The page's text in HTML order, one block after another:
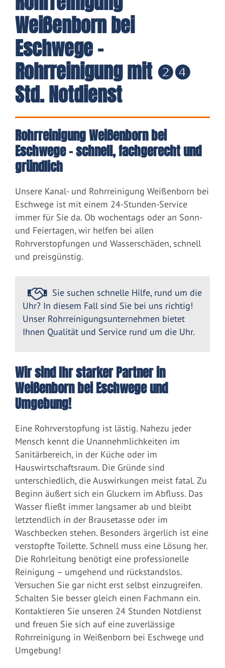
Weißenborn bei
Eschwege -
Rohrreinigung mit ❷❹
Std. Notdienst
Rohrreinigung Weißenborn bei
Eschwege – schnell, fachgerecht und
gründlich
Unsere Kanal- und Rohrreinigung Weißenborn bei
Eschwege ist mit einem 24-Stunden-Service
immer für Sie da. Ob wochentags oder an Sonn-
und Feiertagen, wir helfen bei allen
Rohrverstopfungen und Wasserschäden, schnell
und preisgünstig.
Sie suchen schnelle Hilfe, rund um die
Uhr? In diesem Fall sind Sie bei uns richtig!
Unser Rohrreinigungsunternehmen bietet
Ihnen Qualität und Service rund um die Uhr.
Wir sind Ihr starker Partner in
Weißenborn bei Eschwege und
Umgebung!
Eine Rohrverstopfung ist lästig. Nahezu jeder
Mensch kennt die Unannehmlichkeiten im
Sanitärbereich, in der Küche oder im
Hauswirtschaftsraum. Die Gründe sind
unterschiedlich, die Auswirkungen meist fatal. Zu
Beginn äußert sich ein Gluckern im Abfluss. Das
Wasser fließt immer langsamer ab und bleibt
letztendlich in der Brausetasse oder im
Waschbecken stehen. Besonders ärgerlich ist eine
verstopfte Toilette. Schnell muss eine Lösung her.
Die Rohrleitung benötigt eine professionelle
Reinigung – umgehend und rückstandslos.
Versuchen Sie gar nicht erst selbst einzugreifen.
Schalten Sie besser gleich einen Fachmann ein.
Kontaktieren Sie unseren 24 Stunden Notdienst
und freuen Sie sich auf eine zuverlässige
Rohrreinigung in Weißenborn bei Eschwege und
Umgebung!